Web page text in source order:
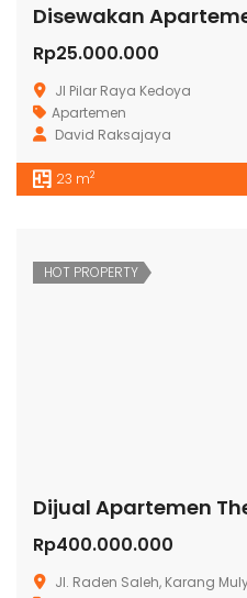
Rp25.000.000
Jl Pilar Raya Kedoya
Apartemen
David Raksajaya
23 m2
HOT PROPERTY
Dijual Apartemen
Rp400.000.000
Jl. Raden Saleh, Karang